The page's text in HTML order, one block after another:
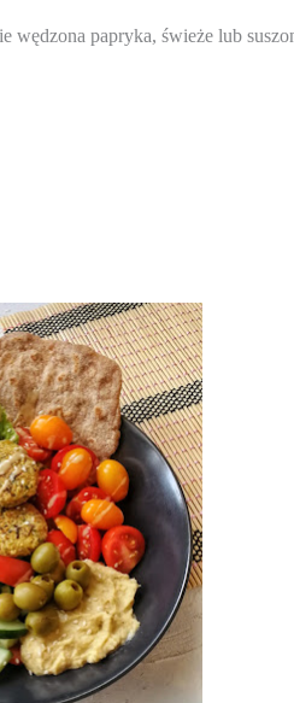
papryka, świeże lub